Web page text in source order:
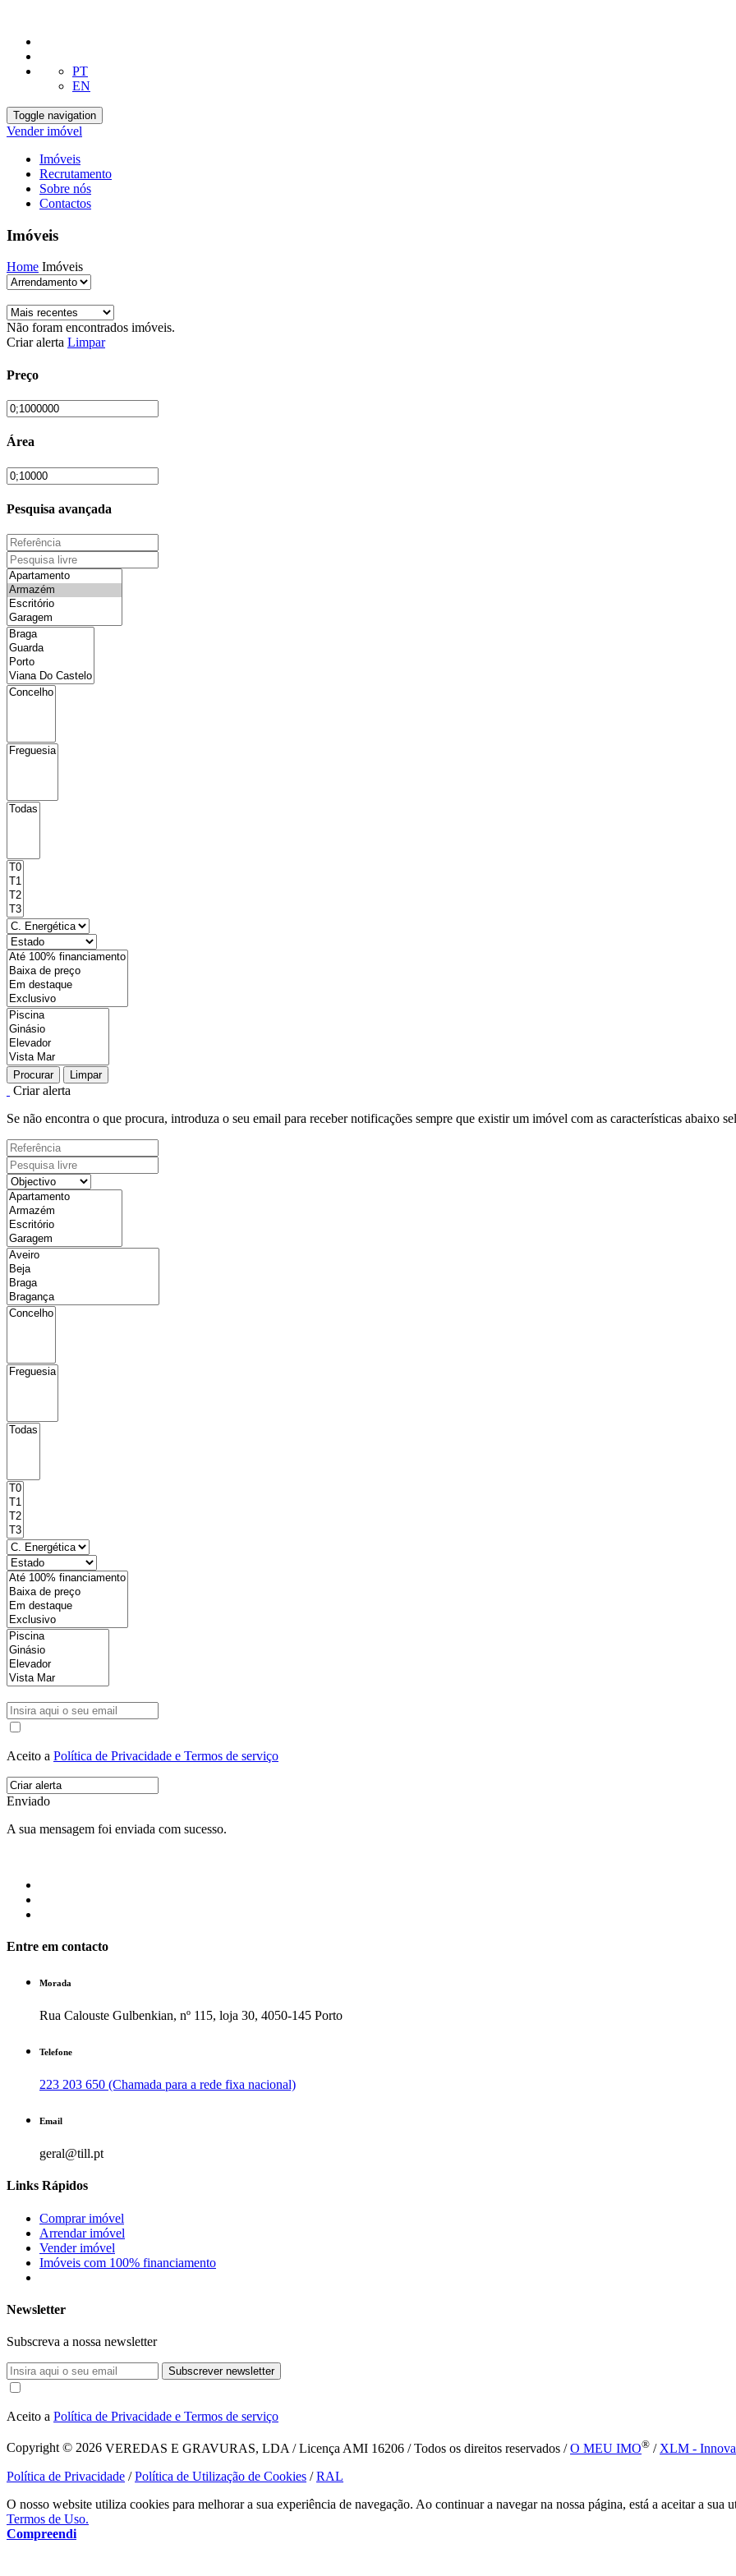
PT
EN
Toggle navigation
Vender imóvel
Imóveis
Recrutamento
Sobre nós
Contactos
Imóveis
Home Imóveis
Não foram encontrados imóveis.
Criar alerta Limpar
Preço
Área
Pesquisa avançada
Procurar Limpar
Criar alerta
Se não encontra o que procura, introduza o seu email para receber notificações sempre que existir um imóvel com as características abaixo
Aceito a Política de Privacidade e Termos de serviço
Enviado
A sua mensagem foi enviada com sucesso.
Entre em contacto
Morada
Rua Calouste Gulbenkian, nº 115, loja 30, 4050-145 Porto
Telefone
223 203 650 (Chamada para a rede fixa nacional)
Email
geral@till.pt
Links Rápidos
Comprar imóvel
Arrendar imóvel
Vender imóvel
Imóveis com 100% financiamento
Newsletter
Subscreva a nossa newsletter
Subscrever newsletter
Aceito a Política de Privacidade e Termos de serviço
Copyright © 2026 VEREDAS E GRAVURAS, LDA / Licença AMI 16206 / Todos os direitos reservados /O MEU IMO® / XLM -
Política de Privacidade /Política de Utilização de Cookies /RAL
O nosso website utiliza cookies para melhorar a sua experiência de navegação. Ao continuar a navegar na nossa página, está a aceitar a sua
Termos de Uso.
Compreendi